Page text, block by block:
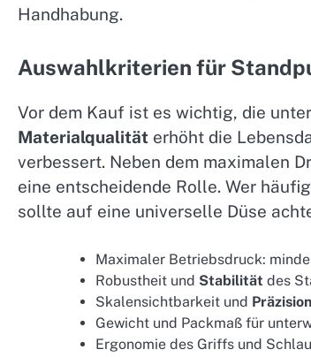
Handhabung.
Auswahlkriterien für
Vor dem Kauf ist es wichtig, die
Materialqualität erhöht die
verbessert. Neben dem maximalen
eine entscheidende Rolle. Wer
sollte auf eine universelle Düse
Maximaler Betriebsdruck:
Robustheit und Stabilität des
Skalensichtbarkeit und Präzision
Gewicht und Packmaß für
Ergonomie des Griffs und